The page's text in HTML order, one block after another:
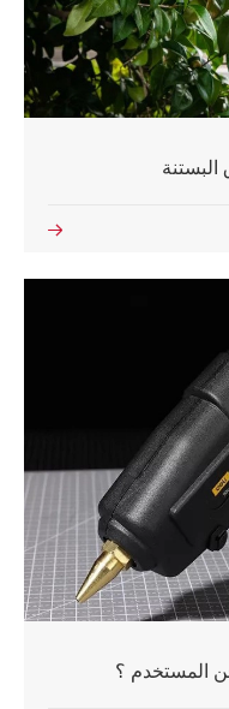

المستخدم ؟